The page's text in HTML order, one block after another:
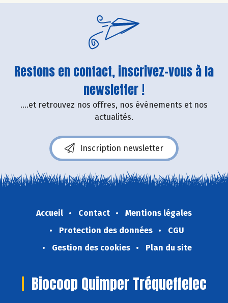
Restons en contact, inscrivez-vous à la
newsletter !
....et retrouvez nos offres, nos événements et nos
actualités.
Inscription newsletter
Accueil Contact
Mentions légales
Protection des données
CGU
Gestion des cookies
Plan du site
Biocoop Quimper Tréqueffelec